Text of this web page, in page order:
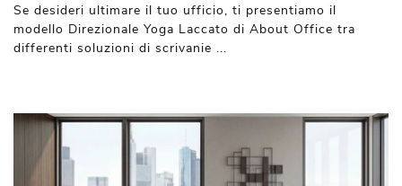
Se desideri ultimare il tuo ufficio, ti presentiamo il
modello Direzionale Yoga Laccato di About Office tra
differenti soluzioni di scrivanie ...